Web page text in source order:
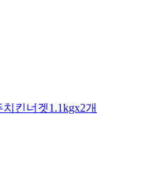
킨너겟1.1kgx2개